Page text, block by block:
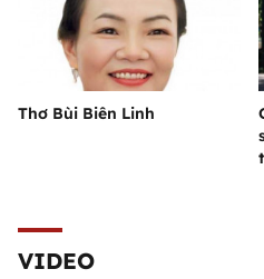
Thơ Bùi Biên Linh
VIDEO